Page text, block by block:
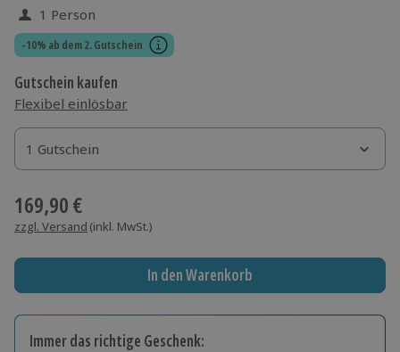
1 Person
-10% ab dem 2. Gutschein
Gutschein kaufen
Flexibel einlösbar
1 Gutschein
1 Gutschein
1 Gutschein
169,90 €
zzgl. Versand (inkl. MwSt.)
In den Warenkorb
Immer das richtige Geschenk: